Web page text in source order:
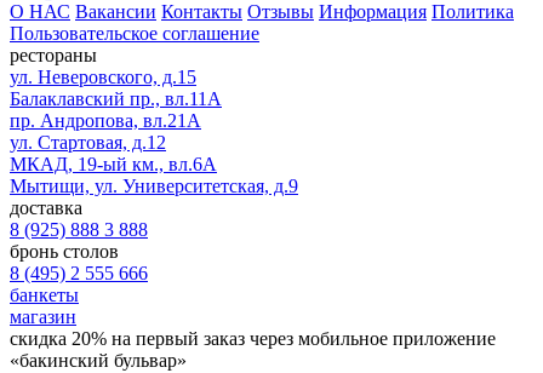
О НАС Вакансии Контакты Отзывы Информация Политика
Пользовательское соглашение
рестораны
ул. Неверовского, д.15
Балаклавский пр., вл.11А
пр. Андропова, вл.21А
ул. Стартовая, д.12
МКАД, 19-ый км., вл.6А
Мытищи, ул. Университетская, д.9
доставка
8 (925) 888 3 888
бронь столов
8 (495) 2 555 666
банкеты
магазин
скидка 20% на первый заказ через мобильное приложение
«бакинский бульвар»